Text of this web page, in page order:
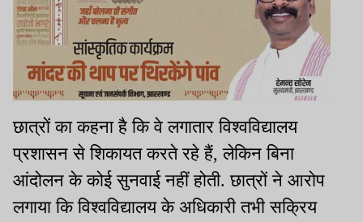
छात्रों का कहना है कि वे लगातार विश्वविद्यालय
प्रशासन से शिकायत करते रहे हैं, लेकिन बिना
आंदोलन के कोई सुनवाई नहीं होती. छात्रों ने आरोप
लगाया कि विश्वविद्यालय के अधिकारी तभी सक्रिय